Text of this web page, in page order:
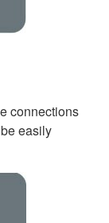
connections
easily